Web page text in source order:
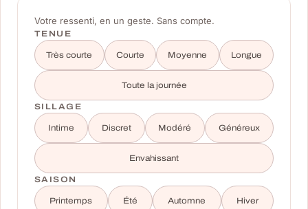
Votre ressenti, en un geste. Sans compte.
TENUE
Très courte Courte Moyenne Longue
Toute la journée
SILLAGE
Intime Discret Modéré Généreux
Envahissant
SAISON
Printemps Été Automne Hiver